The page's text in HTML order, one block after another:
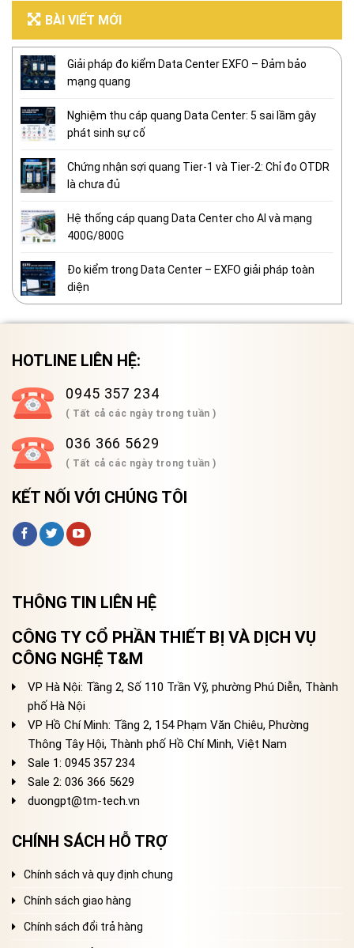
BÀI VIẾT MỚI
Giải pháp đo kiểm Data Center EXFO – Đảm bảo
mạng quang
Nghiệm thu cáp quang Data Center: 5 sai lầm gây
phát sinh sự cố
Chứng nhận sợi quang Tier-1 và Tier-2: Chỉ đo OTDR
là chưa đủ
Hệ thống cáp quang Data Center cho AI và mạng
400G/800G
Đo kiểm trong Data Center – EXFO giải pháp toàn
diện
HOTLINE LIÊN HỆ:
0945 357 234
( Tất cả các ngày trong tuần )
036 366 5629
( Tất cả các ngày trong tuần )
KẾT NỐI VỚI CHÚNG TÔI
THÔNG TIN LIÊN HỆ
CÔNG TY CỔ PHẦN THIẾT BỊ VÀ DỊCH VỤ
CÔNG NGHỆ T&M
VP Hà Nội: Tầng 2, Số 110 Trần Vỹ, phường Phú Diễn, Thành
phố Hà Nội
VP Hồ Chí Minh: Tầng 2, 154 Phạm Văn Chiêu, Phường
Thông Tây Hội, Thành phố Hồ Chí Minh, Việt Nam
Sale 1: 0945 357 234
Sale 2: 036 366 5629
duongpt@tm-tech.vn
CHÍNH SÁCH HỖ TRỢ
Chính sách và quy định chung
Chính sách giao hàng
Chính sách đổi trả hàng